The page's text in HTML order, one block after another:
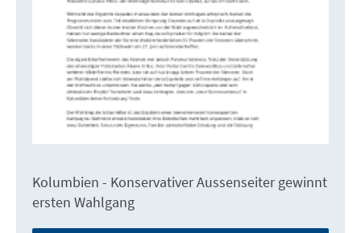
Kolumbien - Konservativer Aussenseiter gewinnt
ersten Wahlgang